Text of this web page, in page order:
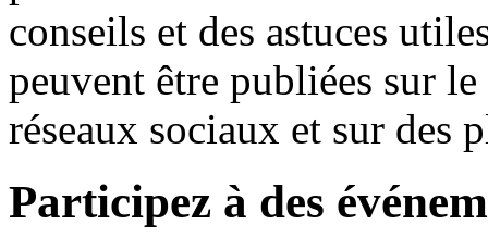
conseils et des astuces
peuvent être publiées sur
réseaux sociaux et sur des
Participez à des